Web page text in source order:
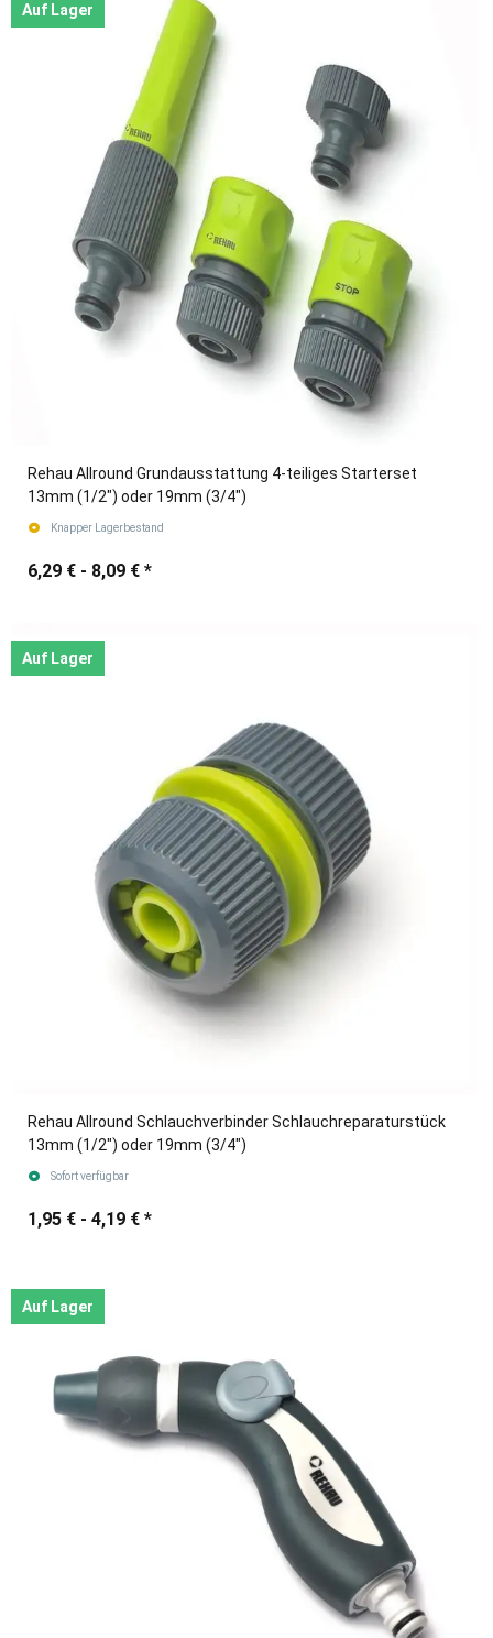
Auf Lager
Rehau Allround Grundausstattung 4-teiliges Starterset
13mm (1/2") oder 19mm (3/4")
Knapper Lagerbestand
6,29 € - 8,09 € *
Auf Lager
Rehau Allround Schlauchverbinder Schlauchreparaturstück
13mm (1/2") oder 19mm (3/4")
Sofort verfügbar
1,95 € - 4,19 € *
Auf Lager